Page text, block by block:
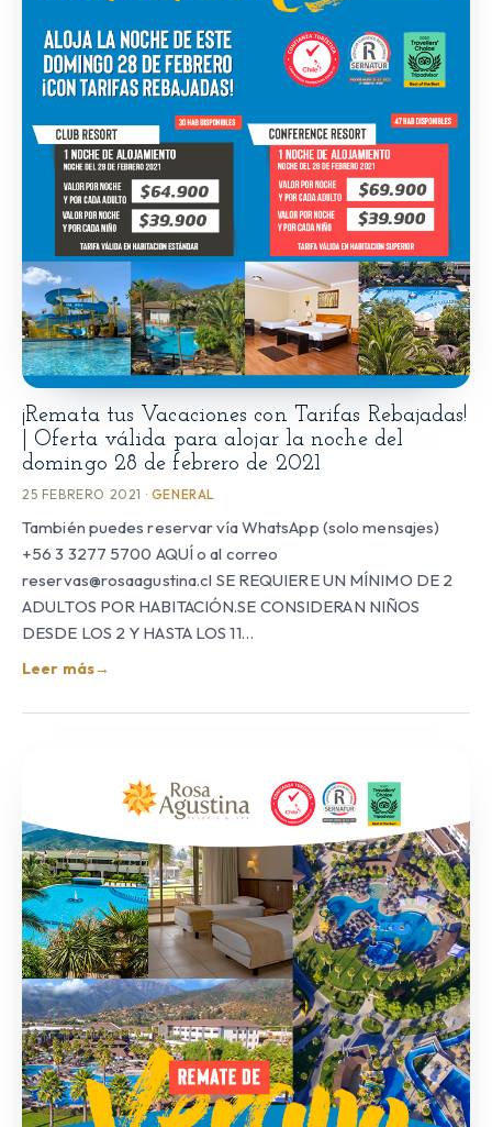
¡Remata tus Vacaciones con Tarifas Rebajadas!
| Oferta válida para alojar la noche del
domingo 28 de febrero de 2021
25 FEBRERO 2021 · GENERAL
También puedes reservar vía WhatsApp (solo mensajes)
+56 3 3277 5700 AQUÍ o al correo
reservas@rosaagustina.cl SE REQUIERE UN MÍNIMO DE 2
ADULTOS POR HABITACIÓN.SE CONSIDERAN NIÑOS
DESDE LOS 2 Y HASTA LOS 11…
Leer más→